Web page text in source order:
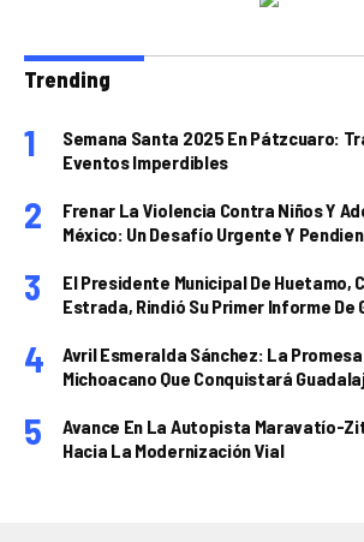
Trending
Semana Santa 2025 En Pátzcuaro:
Eventos Imperdibles
Frenar La Violencia Contra Niños Y
México: Un Desafío Urgente Y
El Presidente Municipal De Huetamo,
Estrada, Rindió Su Primer Informe De
Avril Esmeralda Sánchez: La
Michoacano Que Conquistará
Avance En La Autopista Maravatío-
Hacia La Modernización Vial